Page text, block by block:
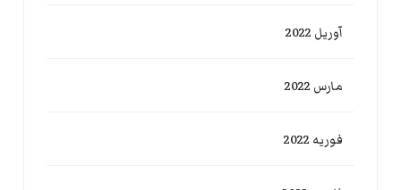
آوریل 2022
مارس 2022
فوریه 2022